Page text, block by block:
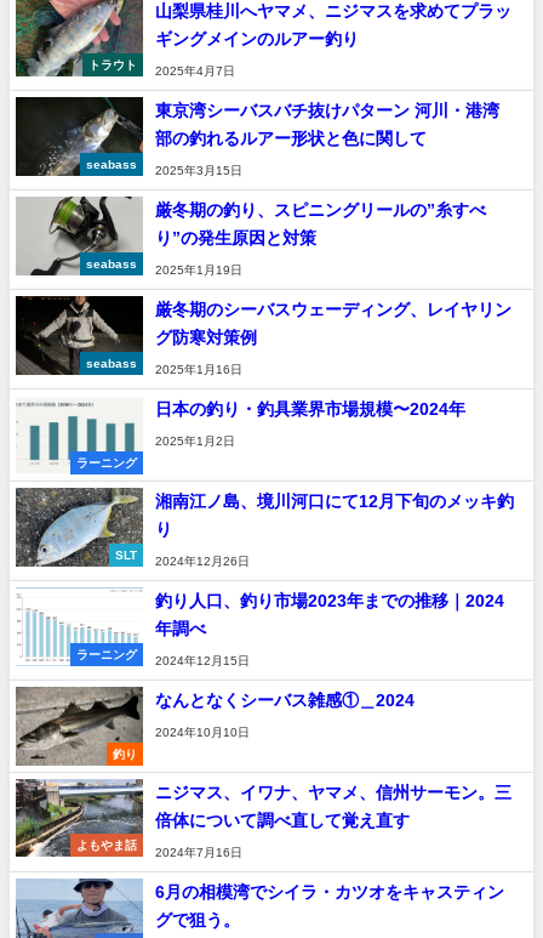
トラウト
山梨県桂川へヤマメ、ニジマスを求めてプラッ
ギングメインのルアー釣り
2025年4月7日
seabass
東京湾シーバスバチ抜けパターン 河川・港湾
部の釣れるルアー形状と色に関して
2025年3月15日
seabass
厳冬期の釣り、スピニングリールの”糸すべ
り”の発生原因と対策
2025年1月19日
seabass
厳冬期のシーバスウェーディング、レイヤリン
グ防寒対策例
2025年1月16日
ラーニング
日本の釣り・釣具業界市場規模〜2024年
2025年1月2日
SLT
湘南江ノ島、境川河口にて12月下旬のメッキ釣
り
2024年12月26日
ラーニング
釣り人口、釣り市場2023年までの推移｜2024
年調べ
2024年12月15日
釣り
なんとなくシーバス雑感①＿2024
2024年10月10日
よもやま話
ニジマス、イワナ、ヤマメ、信州サーモン。三
倍体について調べ直して覚え直す
2024年7月16日
6月の相模湾でシイラ・カツオをキャスティン
グで狙う。